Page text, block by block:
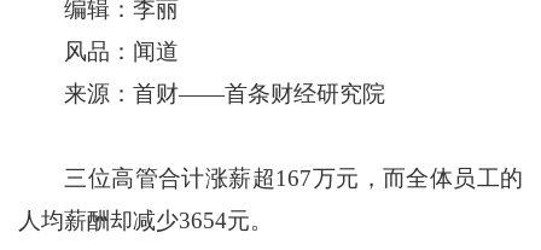
编辑：李丽
风品：闻道
来源：首财——首条财经研究院
三位高管合计涨薪超167万元，而全体员工的
人均薪酬却减少3654元。